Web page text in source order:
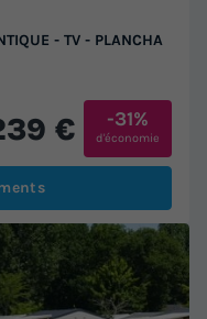
- TV - PLANCHA
€ -31%
d'économie